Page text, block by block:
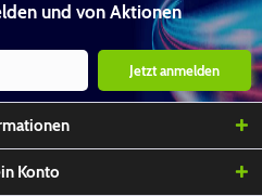
und von Aktionen
Jetzt anmelden
Konto